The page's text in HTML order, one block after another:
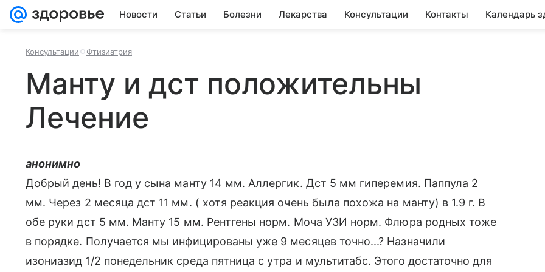
Новости Статьи Болезни Лекарства Консультации Контакты Календарь
Консультации Фтизиатрия
Манту и дст положительны
Лечение
анонимно
Добрый день! В год у сына манту 14 мм. Аллергик. Дст 5 мм гиперемия. Паппула 2
мм. Через 2 месяца дст 11 мм. ( хотя реакция очень была похожа на манту) в 1.9 г. В
обе руки дст 5 мм. Манту 15 мм. Рентгены норм. Моча УЗИ норм. Флюра родных тоже
в порядке. Получается мы инфицированы уже 9 месяцев точно...? Назначили
изониазид 1/2 понедельник среда пятница с утра и мультитабс. Этого достаточно для